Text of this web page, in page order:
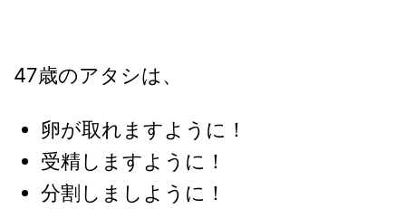
47歳のアタシは、
卵が取れますように！
受精しますように！
分割しましように！